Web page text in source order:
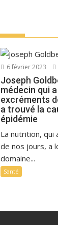
6 février 2023
Joseph
médecin qui
excréments
a trouvé la
épidémie
La nutrition, qui
de nos jours, a
domaine...
Santé